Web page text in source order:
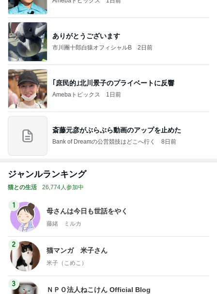
ありがとうございます
市川團十郎白猿オフィシャルB 2日前
｢庶民的｣北川景子のプライベートに反響
Amebaトピックス 1日前
斎藤元彦がぶらぶら動画のアップを止めた
Bank of Dreamの公営競技はどこへ行く 8日前
ジャンルランキング
猫との生活 26,774人参加中
1
母さんは今日も世話をやく
藤緒 ミルカ
2
猫マンガ 米子さん
米子（こめこ）
3
ＮＰＯ法人ねこけん Official Blog